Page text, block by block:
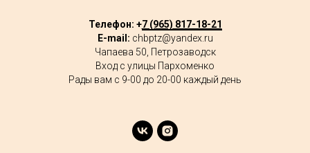
Телефон: +7 (965) 817-18-21
E-mail: chbptz@yandex.ru
Чапаева 50, Петрозаводск
Вход с улицы Пархоменко
Рады вам с 9-00 до 20-00 каждый день